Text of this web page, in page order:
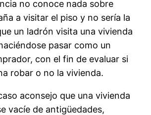
no conoce nada sobre
a visitar el piso y no sería la
un ladrón visita una vivienda
pasar como un
con el fin de evaluar si
robar o no la vivienda.
aconsejo que una vivienda
vacíe de antigüedades,